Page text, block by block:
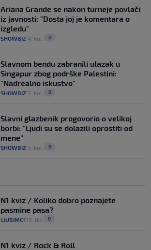
Ariana Grande se nakon turneje povlači
iz javnosti: "Dosta joj je komentara o
izgledu"
SHOWBIZ 4. kol. 0
Slavnom bendu zabranili ulazak u
Singapur zbog podrške Palestini:
"Nadrealno iskustvo"
SHOWBIZ 3. kol. 0
Slavni glazbenik progovorio o velikoj
borbi: "Ljudi su se dolazili oprostiti od
mene"
SHOWBIZ 3. kol. 0
N1 kviz / Koliko dobro poznajete
pasmine pasa?
LJUBIMCI 13. lip. 0
N1 kviz / Rock & Roll